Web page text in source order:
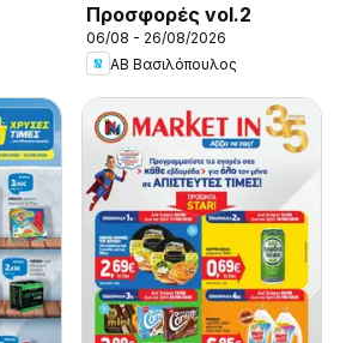
Προσφορές vol.2
06/08 - 26/08/2026
ΑΒ Βασιλόπουλος